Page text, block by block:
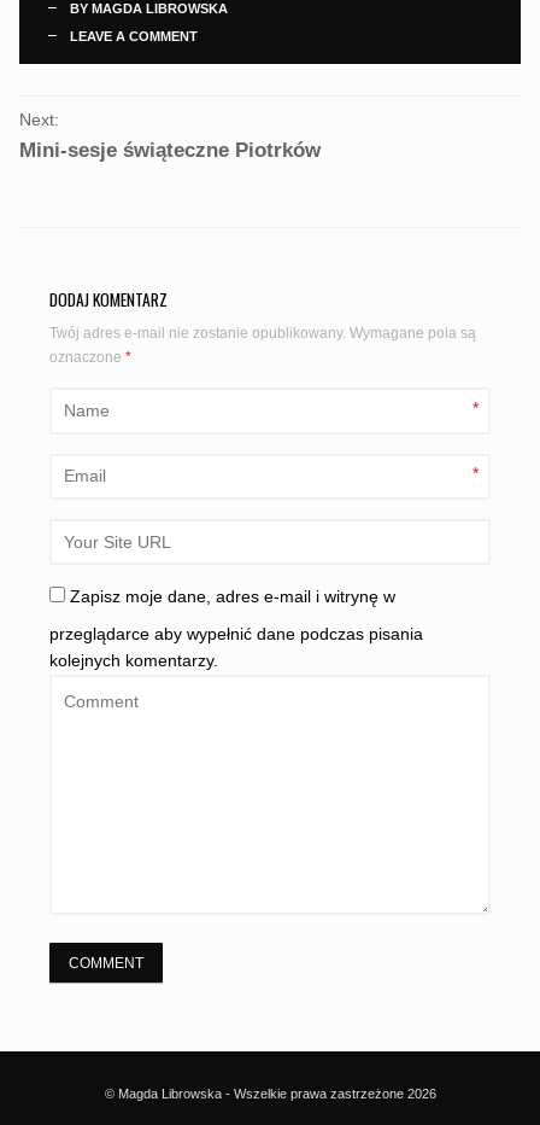
BYMAGDA LIBROWSKA
LEAVE A COMMENT
PORTFOLIO
NAVIGATION
Next:
Mini-sesje świąteczne Piotrków
DODAJ KOMENTARZ
Twój adres e-mail nie zostanie opublikowany. Wymagane pola są
oznaczone*
*
*
Zapisz moje dane, adres e-mail i witrynę w
przeglądarce aby wypełnić dane podczas pisania
kolejnych komentarzy.
© Magda Librowska - Wszelkie prawa zastrzeżone 2026